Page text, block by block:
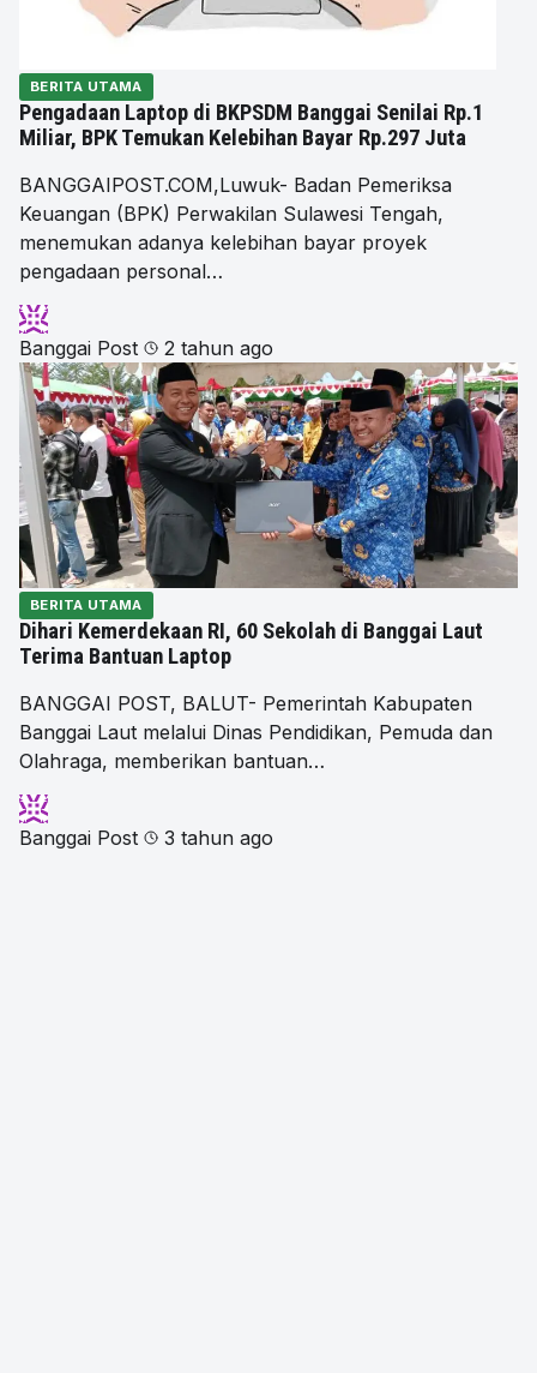
BERITA UTAMA
Pengadaan Laptop di BKPSDM Banggai Senilai Rp.1
Miliar, BPK Temukan Kelebihan Bayar Rp.297 Juta
BANGGAIPOST.COM,Luwuk- Badan Pemeriksa
Keuangan (BPK) Perwakilan Sulawesi Tengah,
menemukan adanya kelebihan bayar proyek
pengadaan personal…
Banggai Post 2 tahun ago
BERITA UTAMA
Dihari Kemerdekaan RI, 60 Sekolah di Banggai Laut
Terima Bantuan Laptop
BANGGAI POST, BALUT- Pemerintah Kabupaten
Banggai Laut melalui Dinas Pendidikan, Pemuda dan
Olahraga, memberikan bantuan…
Banggai Post 3 tahun ago